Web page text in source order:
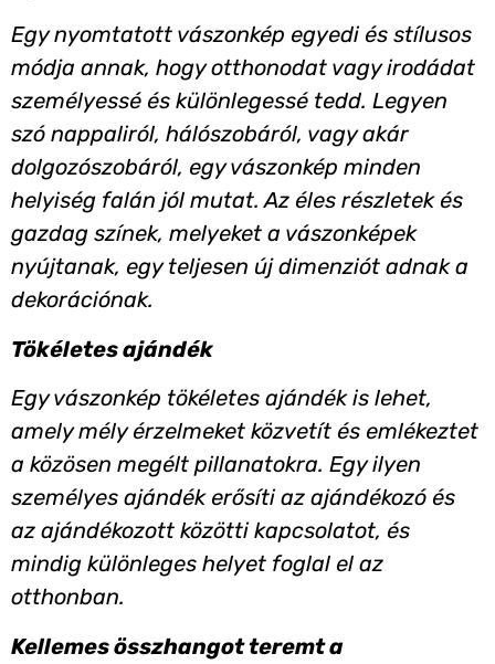
Egy nyomtatott vászonkép egyedi és stílusos
módja annak, hogy otthonodat vagy irodádat
személyessé és különlegessé tedd. Legyen
szó nappaliról, hálószobáról, vagy akár
dolgozószobáról, egy vászonkép minden
helyiség falán jól mutat. Az éles részletek és
gazdag színek, melyeket a vászonképek
nyújtanak, egy teljesen új dimenziót adnak a
dekorációnak.
Tökéletes ajándék
Egy vászonkép tökéletes ajándék is lehet,
amely mély érzelmeket közvetít és emlékeztet
a közösen megélt pillanatokra. Egy ilyen
személyes ajándék erősíti az ajándékozó és
az ajándékozott közötti kapcsolatot, és
mindig különleges helyet foglal el az
otthonban.
Kellemes összhangot teremt a